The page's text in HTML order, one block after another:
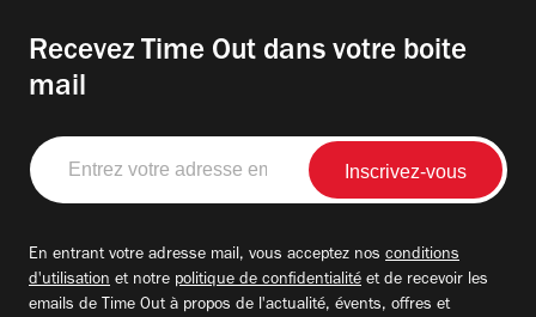
Recevez Time Out dans votre boite
mail
Entrez
votre
adresse
En entrant votre adresse mail, vous acceptez nos conditions
d'utilisation et notre politique de confidentialité et de recevoir les
emails de Time Out à propos de l'actualité, évents, offres et